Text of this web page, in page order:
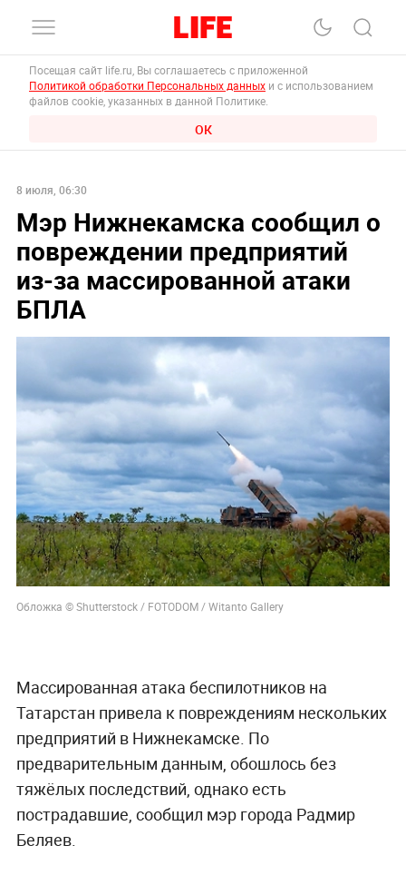
Посещая сайт life.ru, Вы соглашаетесь с приложенной
Политикой обработки Персональных данных и с использованием
файлов cookie, указанных в данной Политике.
ОК
8 июля, 06:30
Мэр Нижнекамска сообщил о
повреждении предприятий
из-за массированной атаки
БПЛА
Обложка © Shutterstock / FOTODOM / Witanto Gallery
Массированная атака беспилотников на
Татарстан привела к повреждениям нескольких
предприятий в Нижнекамске. По
предварительным данным, обошлось без
тяжёлых последствий, однако есть
пострадавшие, сообщил мэр города Радмир
Беляев.